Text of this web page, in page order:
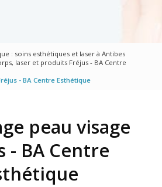
: soins esthétiques et laser à Antibes
laser et produits Fréjus - BA Centre
- BA Centre Esthétique
peau visage
- BA Centre